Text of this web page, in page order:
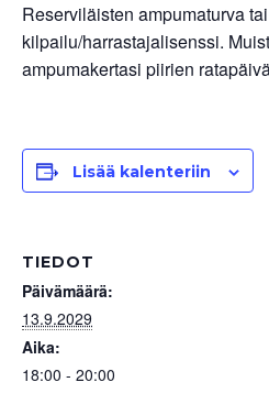
Reserviläisten ampumaturva
kilpailu/harrastajalisenssi.
ampumakertasi piirien
Lisää kalenteriin
TIEDOT
Päivämäärä:
13.9.2029
Aika:
18:00 - 20:00